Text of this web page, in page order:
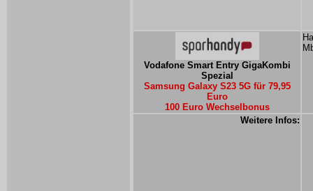
Vodafone Smart Entry GigaKombi
Spezial
Samsung Galaxy S23 5G für 79,95
Euro
100 Euro Wechselbonus
Weitere Infos: